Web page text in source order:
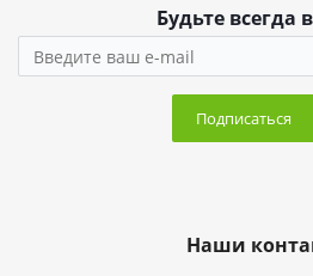
Будьте всегда
Подписаться
Наши